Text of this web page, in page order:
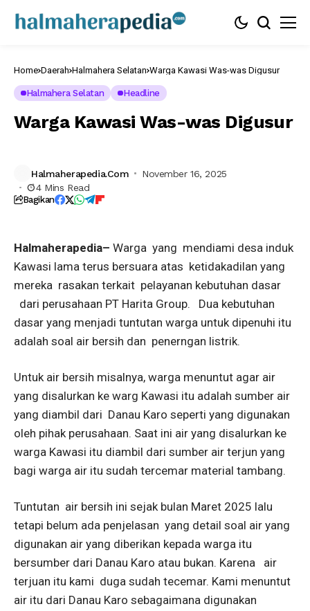
Home Daerah Halmahera Selatan Warga Kawasi Was-was Digusur
Halmahera Selatan Headline
Warga Kawasi Was-was Digusur
Halmaherapedia.com
November 16, 2025
4 Mins Read
Bagikan
ibu
desa
berorasi
perusahaan
PT
memenuhi
kebutuhan
kampung
Kawasi,
foto
Halmaherapedia– Warga yang mendiami desa induk
Kawasi lama terus bersuara atas ketidakadilan yang
mereka rasakan terkait pelayanan kebutuhan dasar
dari perusahaan PT Harita Group. Dua kebutuhan
dasar yang menjadi tuntutan warga untuk dipenuhi itu
adalah soal air bersih dan penerngan listrik.
Untuk air bersih misalnya, warga menuntut agar air
yang disalurkan ke warg Kawasi itu adalah sumber air
yang diambil dari Danau Karo seperti yang digunakan
oleh pihak perusahaan. Saat ini air yang disalurkan ke
warga Kawasi itu diambil dari sumber air terjun yang
bagi warga air itu sudah tercemar material tambang.
Tuntutan air bersih ini sejak bulan Maret 2025 lalu
tetapi belum ada penjelasan yang detail soal air yang
digunakan air yang diberikan kepada warga itu
bersumber dari Danau Karo atau bukan. Karena air
terjuan itu kami duga sudah tecemar. Kami menuntut
air itu dari Danau Karo sebagaimana digunakan